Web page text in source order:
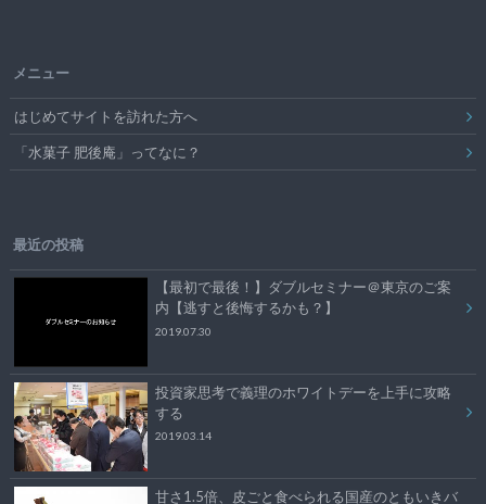
メニュー
はじめてサイトを訪れた方へ
「水菓子 肥後庵」ってなに？
最近の投稿
【最初で最後！】ダブルセミナー＠東京のご案
内【逃すと後悔するかも？】
2019.07.30
投資家思考で義理のホワイトデーを上手に攻略
する
2019.03.14
甘さ1.5倍、皮ごと食べられる国産のともいきバ